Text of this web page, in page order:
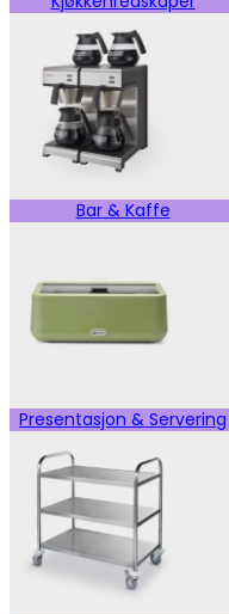
Bar & Kaffe
Presentasjon & Servering